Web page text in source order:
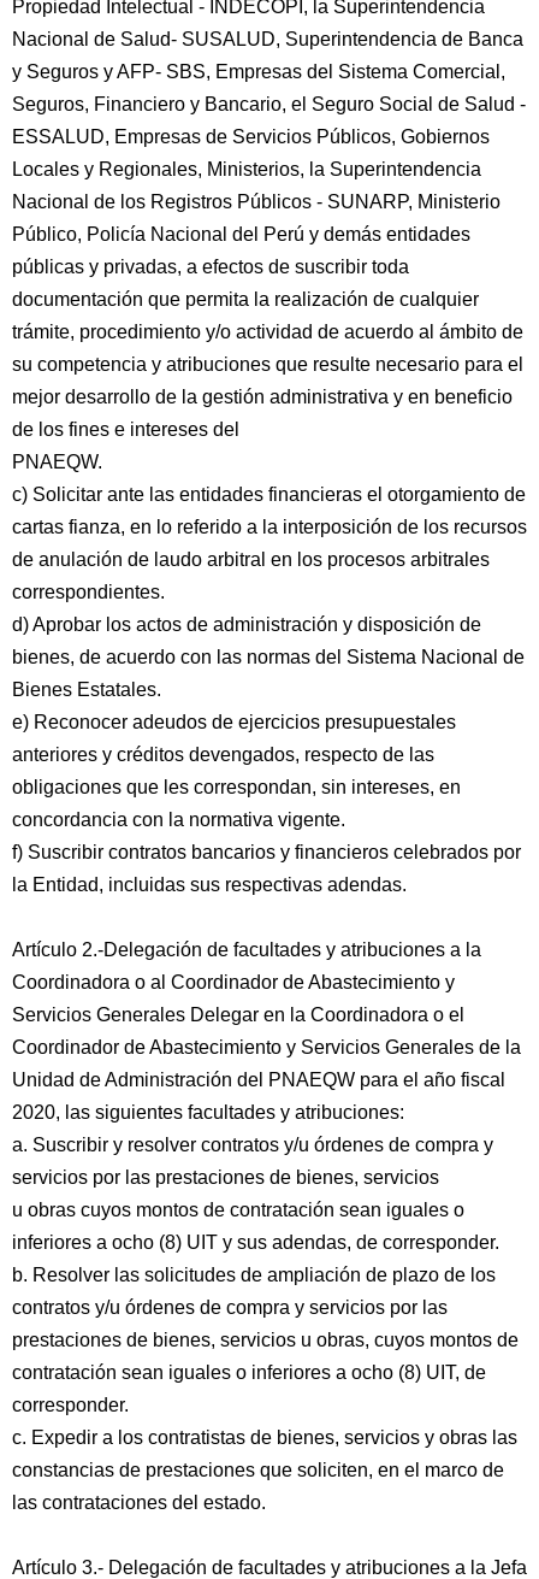
Propiedad Intelectual - INDECOPI, la Superintendencia
Nacional de Salud- SUSALUD, Superintendencia de Banca
y Seguros y AFP- SBS, Empresas del Sistema Comercial,
Seguros, Financiero y Bancario, el Seguro Social de Salud -
ESSALUD, Empresas de Servicios Públicos, Gobiernos
Locales y Regionales, Ministerios, la Superintendencia
Nacional de los Registros Públicos - SUNARP, Ministerio
Público, Policía Nacional del Perú y demás entidades
públicas y privadas, a efectos de suscribir toda
documentación que permita la realización de cualquier
trámite, procedimiento y/o actividad de acuerdo al ámbito de
su competencia y atribuciones que resulte necesario para el
mejor desarrollo de la gestión administrativa y en beneficio
de los fines e intereses del
PNAEQW.
c) Solicitar ante las entidades financieras el otorgamiento de
cartas fianza, en lo referido a la interposición de los recursos
de anulación de laudo arbitral en los procesos arbitrales
correspondientes.
d) Aprobar los actos de administración y disposición de
bienes, de acuerdo con las normas del Sistema Nacional de
Bienes Estatales.
e) Reconocer adeudos de ejercicios presupuestales
anteriores y créditos devengados, respecto de las
obligaciones que les correspondan, sin intereses, en
concordancia con la normativa vigente.
f) Suscribir contratos bancarios y financieros celebrados por
la Entidad, incluidas sus respectivas adendas.
Artículo 2.-Delegación de facultades y atribuciones a la
Coordinadora o al Coordinador de Abastecimiento y
Servicios Generales Delegar en la Coordinadora o el
Coordinador de Abastecimiento y Servicios Generales de la
Unidad de Administración del PNAEQW para el año fiscal
2020, las siguientes facultades y atribuciones:
a. Suscribir y resolver contratos y/u órdenes de compra y
servicios por las prestaciones de bienes, servicios
u obras cuyos montos de contratación sean iguales o
inferiores a ocho (8) UIT y sus adendas, de corresponder.
b. Resolver las solicitudes de ampliación de plazo de los
contratos y/u órdenes de compra y servicios por las
prestaciones de bienes, servicios u obras, cuyos montos de
contratación sean iguales o inferiores a ocho (8) UIT, de
corresponder.
c. Expedir a los contratistas de bienes, servicios y obras las
constancias de prestaciones que soliciten, en el marco de
las contrataciones del estado.
Artículo 3.- Delegación de facultades y atribuciones a la Jefa